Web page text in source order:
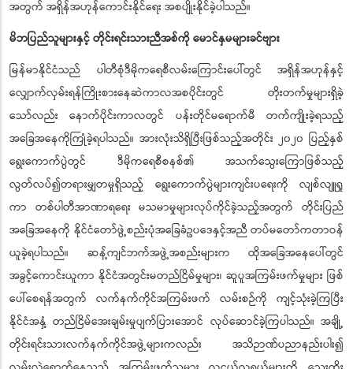
အတွက် အရှိန်အဟုန်ကောင်းနိုင်ရေး အစပျိုးနိုင်ခဲ့ပါသည်။
မိဘပြည်သူများနှင့် တိုင်းရင်းသားညီအစ်ကို မောင်နှမများခင်ဗျား
မြန်မာနိုင်ငံသည် ပါတီစုံဒီမိုကရေစီလမ်းကြောင်းပေါ်တွင် အရှိန်အဟုန်နှင့်
လျှောက်လှမ်းရန်ကြိုးစားနေဆဲကာလအစပိုင်းတွင် တိုးတက်မှုများရှိခဲ့
သော်လည်း နောက်ပိုင်းကာလတွင် ပန်းတိုင်မရောက်မီ တက်ကျိုးခဲ့ရသည့်
အခြေအနေကိုကြုံခဲ့ရပါသည်။ အားလုံးသိရှိပြီးဖြစ်သည့်အတိုင်း ၂၀၂၀ ပြည့်နှစ်
ရွေးကောက်ပွဲတွင် ဒီမိုကရေစီစနစ်၏ အသက်သွေးကြောဖြစ်သည့်
လွတ်လပ်၍တရားမျှတမှုရှိသည့် ရွေးကောက်ပွဲများကျင်းပရေးကို လျစ်လျူရှု
ကာ တစ်ပါတီအာဏာရရေး မသမာမှုများလုပ်ကိုင်ခဲ့သည့်အတွက် တိုင်းပြည်
အခြေအနေကို နိုင်ငံတော်ဖွဲ့စည်းပုံအခြေခံဥပဒေနှင့်အညီ တပ်မတော်ကတာဝန်
ယူခဲ့ရပါသည်။ ဆန့်ကျင်ဘက်အဖွဲ့အစည်းများက ထိုအခြေအနေပေါ်တွင်
အခွင့်ကောင်းယူကာ နိုင်ငံအတွင်းမတည်ငြိမ်မှုများ၊ ဆူပူအကြမ်းဖက်မှုများ ဖြစ်
ပေါ်စေရန်အတွက် လက်နက်ကိုင်အကြမ်းဖက် လမ်းစဉ်ကို ကျင့်သုံးခဲ့ကြပြီး
နိုင်ငံအနှံ့ တည်ငြိမ်အေးချမ်းမှုပျက်ပြားအောင် လုပ်ဆောင်ခဲ့ကြပါသည်။ အချို့
တိုင်းရင်းသားလက်နက်ကိုင်အဖွဲ့များကလည်း အသိဉာဏ်ပညာနည်းပါး၍